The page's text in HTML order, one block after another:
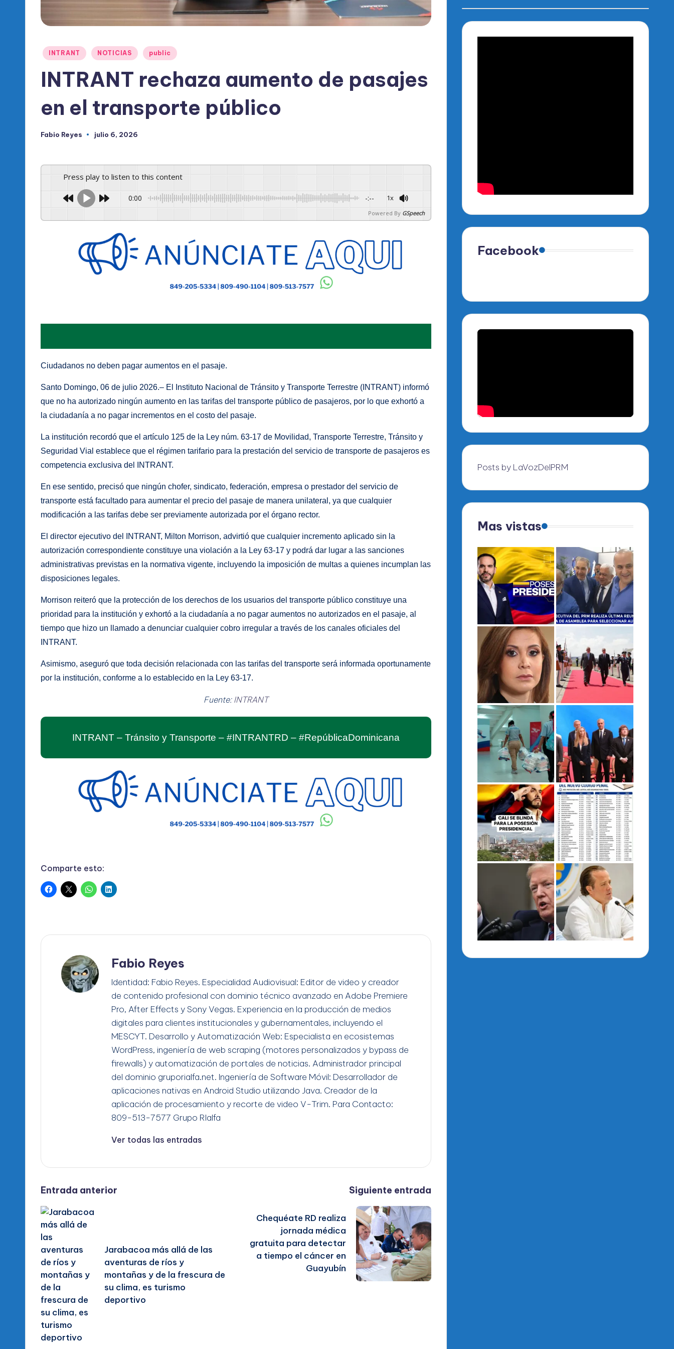
M
Publicado
INTRANT NOTICIAS public
INTRANT rechaza aumento de pasajes
en el transporte público
Publicado
Fabio Reyes julio 6, 2026
Press play to listen to this content
0:00 -:-- 1x
Powered By GSpeech
Ciudadanos no deben pagar aumentos en el pasaje.
Santo Domingo, 06 de julio 2026.– El Instituto Nacional de Tránsito y Transporte Terrestre (INTRANT) informó
que no ha autorizado ningún aumento en las tarifas del transporte público de pasajeros, por lo que exhortó a
la ciudadanía a no pagar incrementos en el costo del pasaje.
La institución recordó que el artículo 125 de la Ley núm. 63-17 de Movilidad, Transporte Terrestre, Tránsito y
Seguridad Vial establece que el régimen tarifario para la prestación del servicio de transporte de pasajeros es
competencia exclusiva del INTRANT.
En ese sentido, precisó que ningún chofer, sindicato, federación, empresa o prestador del servicio de
transporte está facultado para aumentar el precio del pasaje de manera unilateral, ya que cualquier
modificación a las tarifas debe ser previamente autorizada por el órgano rector.
El director ejecutivo del INTRANT, Milton Morrison, advirtió que cualquier incremento aplicado sin la
autorización correspondiente constituye una violación a la Ley 63-17 y podrá dar lugar a las sanciones
administrativas previstas en la normativa vigente, incluyendo la imposición de multas a quienes incumplan las
disposiciones legales.
Morrison reiteró que la protección de los derechos de los usuarios del transporte público constituye una
prioridad para la institución y exhortó a la ciudadanía a no pagar aumentos no autorizados en el pasaje, al
tiempo que hizo un llamado a denunciar cualquier cobro irregular a través de los canales oficiales del
INTRANT.
Asimismo, aseguró que toda decisión relacionada con las tarifas del transporte será informada oportunamente
por la institución, conforme a lo establecido en la Ley 63-17.
Fuente: INTRANT
INTRANT – Tránsito y Transporte – #INTRANTRD – #RepúblicaDominicana
Comparte esto:
Fabio Reyes
Identidad: Fabio Reyes. Especialidad Audiovisual: Editor de video y creador
de contenido profesional con dominio técnico avanzado en Adobe Premiere
Pro, After Effects y Sony Vegas. Experiencia en la producción de medios
digitales para clientes institucionales y gubernamentales, incluyendo el
MESCYT. Desarrollo y Automatización Web: Especialista en ecosistemas
WordPress, ingeniería de web scraping (motores personalizados y bypass de
firewalls) y automatización de portales de noticias. Administrador principal
del dominio gruporialfa.net. Ingeniería de Software Móvil: Desarrollador de
aplicaciones nativas en Android Studio utilizando Java. Creador de la
aplicación de procesamiento y recorte de video V-Trim. Para Contacto:
809-513-7577 Grupo RIalfa
Ver todas las entradas
Navegación
de
entradas
Entrada anterior
Jarabacoa más allá de las
aventuras de ríos y
montañas y de la frescura de
su clima, es turismo
deportivo
Siguiente entrada
Chequéate RD realiza
jornada médica
gratuita para detectar
a tiempo el cáncer en
Guayubín
Facebook
Posts by LaVozDelPRM
Mas vistas